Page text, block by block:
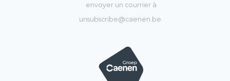
envoyer un courrier à
unsubscribe@caenen.be